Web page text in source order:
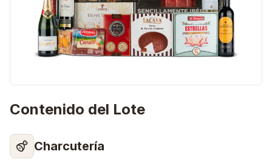
Contenido del Lote
Charcutería